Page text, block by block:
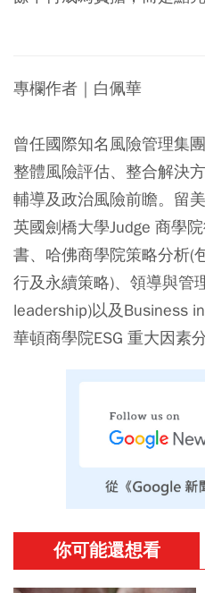
專欄作者｜白佩華
曾任國際知名風險管理集
整體風險評估、整合解決
輔導及政治風險前瞻。留
英國劍橋大學Judge 商學
書、哈佛商學院策略分析(
行及永續策略)、領導與管
leadership)以及Business
華頓商學院ESG 重大因素